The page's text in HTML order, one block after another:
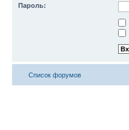
Пароль:
Список форумов